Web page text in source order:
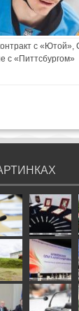
с «Ютой»,
с «Питтсбургом»